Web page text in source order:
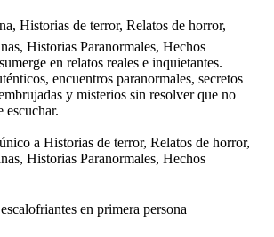
Historias de terror, Relatos de horror,
Historias Paranormales, Hechos
en relatos reales e inquietantes.
encuentros paranormales, secretos
y misterios sin resolver que no
escuchar.
a Historias de terror, Relatos de horror,
Historias Paranormales, Hechos
en primera persona